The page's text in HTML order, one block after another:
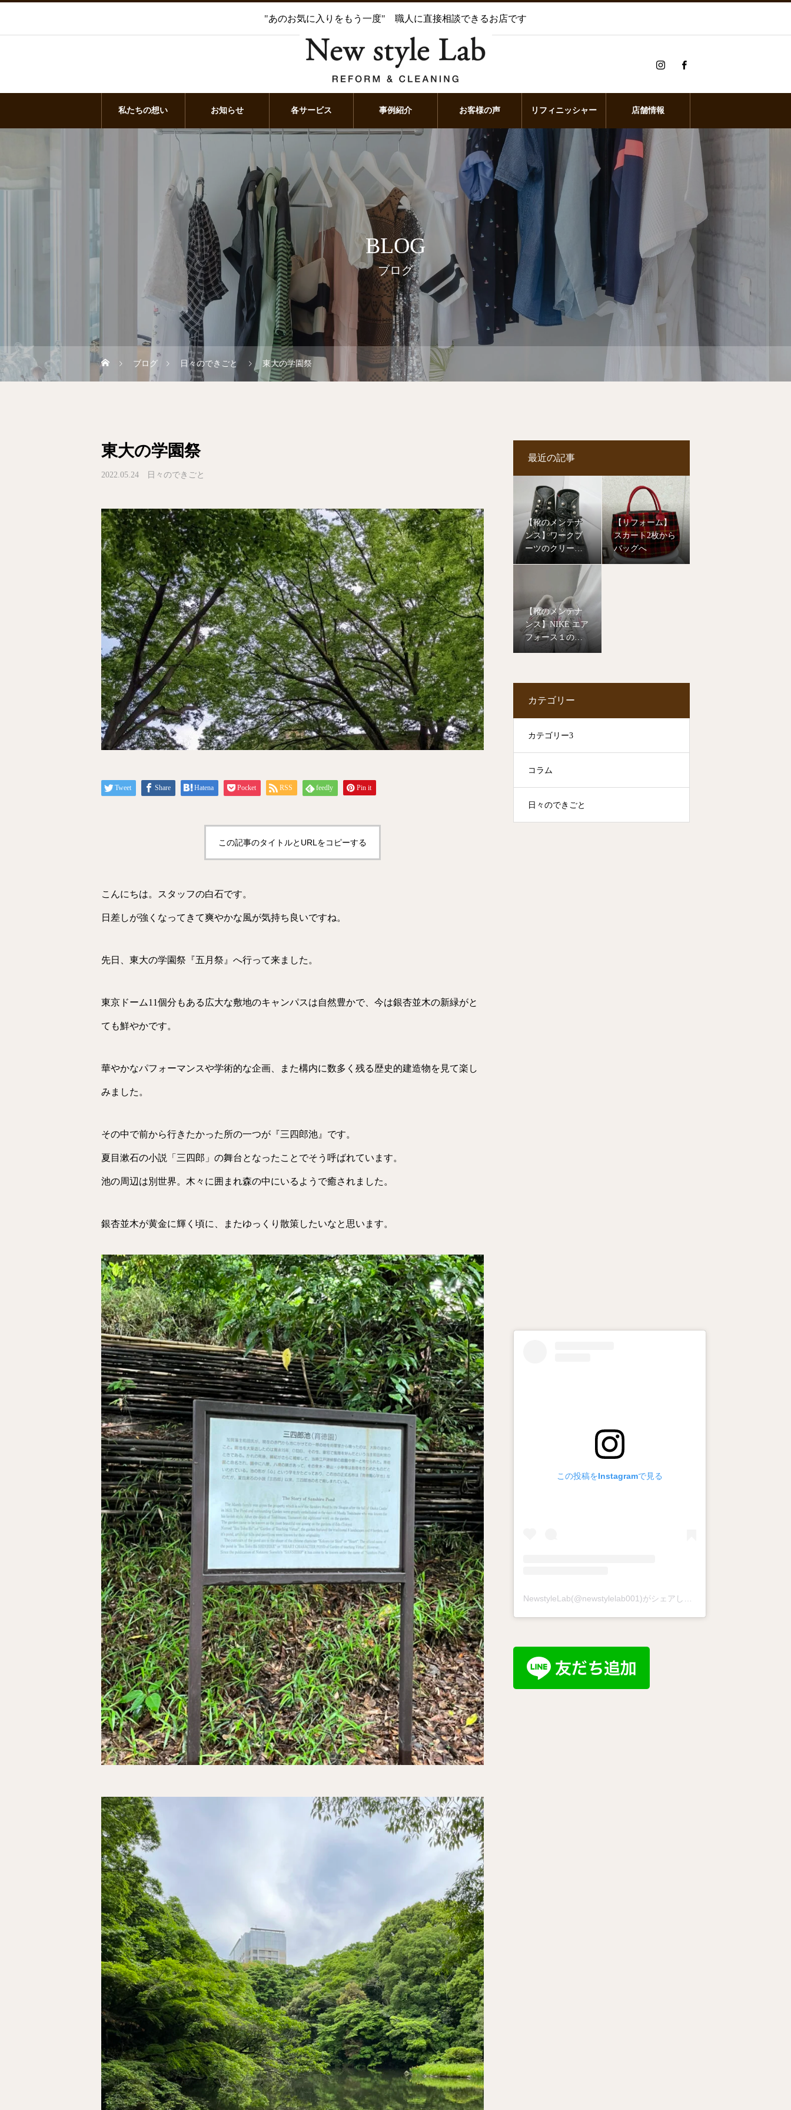
"あのお気に入りをもう一度" 職人に直接相談できるお店です
私たちの想い お知らせ 各サービス 事例紹介 お客様の声 リフィニッシャー 店舗情報
BLOG
ブログ
ブログ 日々のできごと 東大の学園祭
東大の学園祭
2022.05.24 日々のできごと
Tweet Share Hatena Pocket RSS feedly Pin it
この記事のタイトルとURLをコピーする
こんにちは。スタッフの白石です。
日差しが強くなってきて爽やかな風が気持ち良いですね。
先日、東大の学園祭『五月祭』へ行って来ました。
東京ドーム11個分もある広大な敷地のキャンパスは自然豊かで、今は銀杏並木の新緑がと
ても鮮やかです。
華やかなパフォーマンスや学術的な企画、また構内に数多く残る歴史的建造物を見て楽し
みました。
その中で前から行きたかった所の一つが『三四郎池』です。
夏目漱石の小説「三四郎」の舞台となったことでそう呼ばれています。
池の周辺は別世界。木々に囲まれ森の中にいるようで癒されました。
銀杏並木が黄金に輝く頃に、またゆっくり散策したいなと思います。
最近の記事
【靴のメンテナ
ンス】ワークブ
ーツのクリーニ
【リフォーム】
スカート2枚から
バッグへ
【靴のメンテナ
ンス】NIKE エア
フォース１のク
リーニング
カテゴリー
カテゴリー3
コラム
日々のできごと
この投稿をInstagramで見る